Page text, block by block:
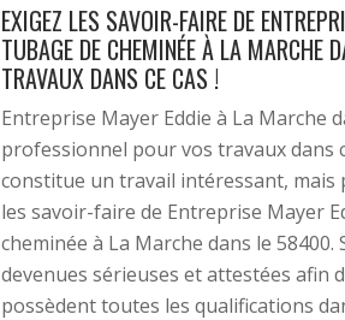
EXIGEZ LES SAVOIR-FAIRE DE
TUBAGE DE CHEMINÉE À LA MARCHE
TRAVAUX DANS CE CAS !
Entreprise Mayer Eddie à La Marche
professionnel pour vos travaux dans
constitue un travail intéressant, mais
les savoir-faire de Entreprise Mayer
cheminée à La Marche dans le 58400.
devenues sérieuses et attestées afin
possèdent toutes les qualifications